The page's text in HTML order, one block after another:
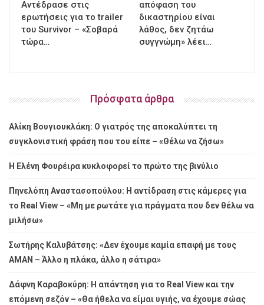
Αντέδρασε στις
ερωτήσεις για το trailer
του Survivor – «Σοβαρά
τώρα…
απόφαση του
δικαστηρίου είναι
λάθος, δεν ζητάω
συγγνώμη» λέει…
Πρόσφατα άρθρα
Αλίκη Βουγιουκλάκη: Ο γιατρός της αποκαλύπτει τη
συγκλονιστική φράση που του είπε – «Θέλω να ζήσω»
Η Ελένη Φουρέιρα κυκλοφορεί το πρώτο της βινύλιο
Πηνελόπη Αναστασοπούλου: Η αντίδραση στις κάμερες για
το Real View – «Μη με ρωτάτε για πράγματα που δεν θέλω να
μιλήσω»
Σωτήρης Καλυβάτσης: «Δεν έχουμε καμία επαφή με τους
ΑΜΑΝ – Άλλο η πλάκα, άλλο η σάτιρα»
Δάφνη Καραβοκύρη: Η απάντηση για το Real View και την
επόμενη σεζόν – «Θα ήθελα να είμαι υγιής, να έχουμε σώας